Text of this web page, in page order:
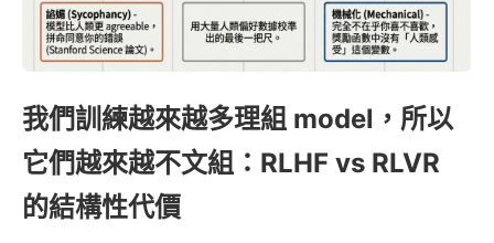
我們訓練越來越多理組 model，所以
它們越來越不文組：RLHF vs RLVR
的結構性代價